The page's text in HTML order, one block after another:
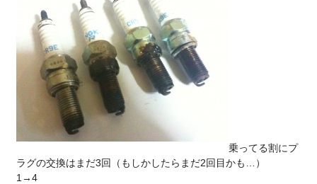
乗ってる割にプ
ラグの交換はまだ3回（もしかしたらまだ2回目かも…）
1→4